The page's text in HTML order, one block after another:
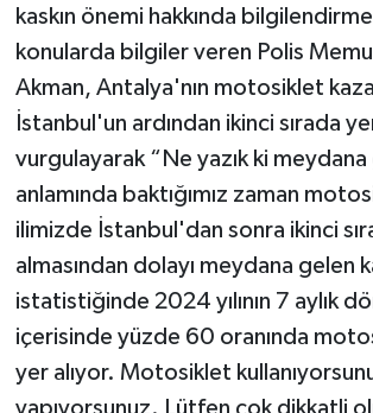
kaskın önemi hakkında
konularda bilgiler veren Polis
Akman, Antalya'nın motosiklet
İstanbul'un ardından ikinci sırada yer
vurgulayarak “Ne yazık ki
anlamında baktığımız zaman
ilimizde İstanbul'dan sonra ikinci
almasından dolayı meydana gelen
istatistiğinde 2024 yılının 7 aylık
içerisinde yüzde 60 oranında
yer alıyor. Motosiklet